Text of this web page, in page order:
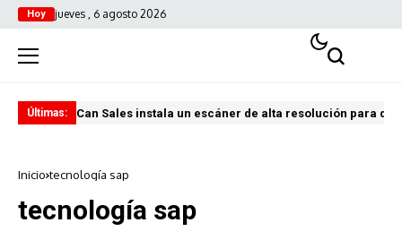
Hoy jueves , 6 agosto 2026
Últimas: Can Sales instala un escáner de alta resolución para
Inicio tecnología sap
tecnología sap